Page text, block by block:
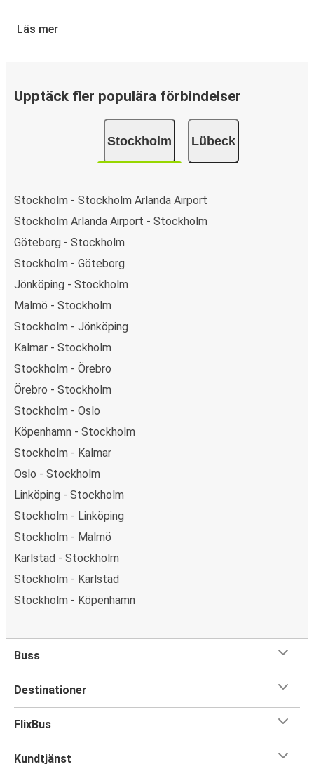
Lübeck
bara några få klick. När du köper din biljett på hemsidan
PayPal, Google Pay eller Apple Pay. N/A.
Läs mer
Upptäck fler populära förbindelser
Stockholm Lübeck
Stockholm - Stockholm Arlanda Airport
Stockholm Arlanda Airport - Stockholm
Göteborg - Stockholm
Stockholm - Göteborg
Jönköping - Stockholm
Malmö - Stockholm
Stockholm - Jönköping
Kalmar - Stockholm
Stockholm - Örebro
Örebro - Stockholm
Stockholm - Oslo
Köpenhamn - Stockholm
Stockholm - Kalmar
Oslo - Stockholm
Linköping - Stockholm
Stockholm - Linköping
Stockholm - Malmö
Karlstad - Stockholm
Stockholm - Karlstad
Stockholm - Köpenhamn
Buss
Destinationer
FlixBus
Kundtjänst